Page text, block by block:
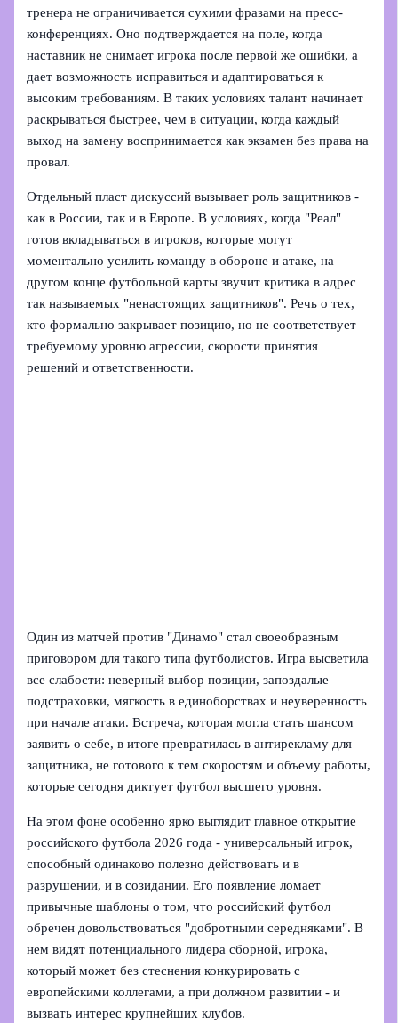
тренера не ограничивается сухими фразами на пресс-
конференциях. Оно подтверждается на поле, когда
наставник не снимает игрока после первой же ошибки, а
дает возможность исправиться и адаптироваться к
высоким требованиям. В таких условиях талант начинает
раскрываться быстрее, чем в ситуации, когда каждый
выход на замену воспринимается как экзамен без права на
провал.
Отдельный пласт дискуссий вызывает роль защитников -
как в России, так и в Европе. В условиях, когда "Реал"
готов вкладываться в игроков, которые могут
моментально усилить команду в обороне и атаке, на
другом конце футбольной карты звучит критика в адрес
так называемых "ненастоящих защитников". Речь о тех,
кто формально закрывает позицию, но не соответствует
требуемому уровню агрессии, скорости принятия
решений и ответственности.
Один из матчей против "Динамо" стал своеобразным
приговором для такого типа футболистов. Игра высветила
все слабости: неверный выбор позиции, запоздалые
подстраховки, мягкость в единоборствах и неуверенность
при начале атаки. Встреча, которая могла стать шансом
заявить о себе, в итоге превратилась в антирекламу для
защитника, не готового к тем скоростям и объему работы,
которые сегодня диктует футбол высшего уровня.
На этом фоне особенно ярко выглядит главное открытие
российского футбола 2026 года - универсальный игрок,
способный одинаково полезно действовать и в
разрушении, и в созидании. Его появление ломает
привычные шаблоны о том, что российский футбол
обречен довольствоваться "добротными середняками". В
нем видят потенциального лидера сборной, игрока,
который может без стеснения конкурировать с
европейскими коллегами, а при должном развитии - и
вызвать интерес крупнейших клубов.